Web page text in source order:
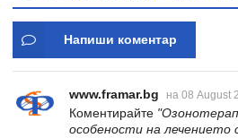
Напиши коментар
www.framar.bg на 08 August
Коментирайте
особености на лечението